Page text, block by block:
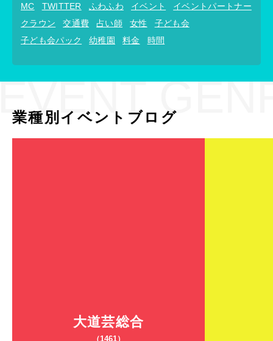
MC TWITTER ふわふわ イベント
イベントパートナー
クラウン
交通費 占い師 女性
子ども会
子ども会パック
幼稚園 料金 時間
業種別イベントブログ
大道芸総合
（1461）